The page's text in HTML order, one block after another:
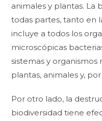
animales y plantas. La
todas partes, tanto en
incluye a todos los
microscópicas
sistemas y
plantas, animales y,
Por otro lado, la
biodiversidad tiene